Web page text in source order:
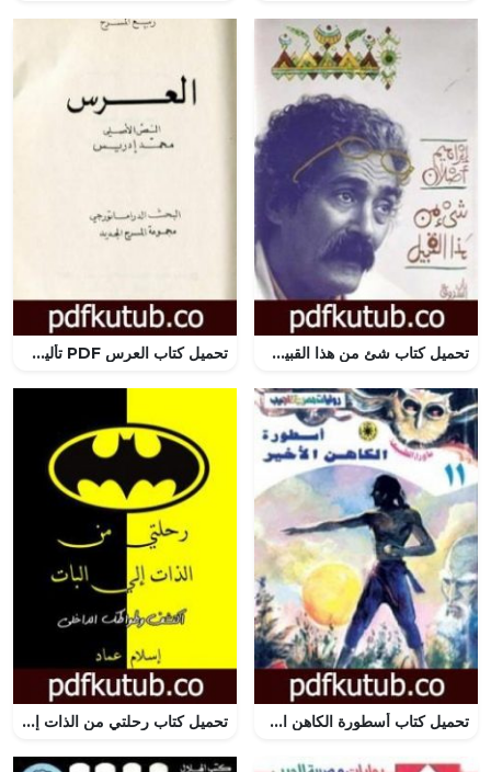
تحميل كتاب شئ من هذا القبيل PDF تأليف إبراهيم أصلان مجانا [كامل] تحميل كتاب العرس PDF تأليف محمد إدريس مجانا [كامل]
تحميل كتاب أسطورة الكاهن الأخير – سلسلة ما وراء الطبيعة PDF تأليف أحمد خالد توفيق مجانا [كامل] تحميل كتاب رحلتي من الذات إلي البات PDF تأليف إسلام عماد مجانا [كامل]